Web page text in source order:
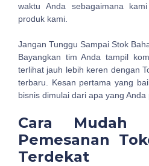
waktu Anda sebagaimana
produk kami.
Jangan Tunggu Sampai Stok
Bayangkan tim Anda tampil
terlihat jauh lebih keren dengan
terbaru. Kesan pertama yang
bisnis dimulai dari apa yang Anda
Cara Mudah
Pemesanan
Terdekat